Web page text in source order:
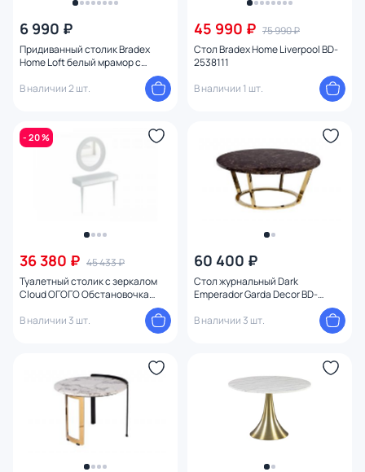
6 990 ₽
Придиванный столик Bradex
Home Loft белый мрамор с
черными ножками BD-2538161
В наличии 2 шт.
45 990 ₽ 75 990 ₽
Стол Bradex Home Liverpool BD-
2538111
В наличии 1 шт.
- 20 %
36 380 ₽ 45 433 ₽
Туалетный столик с зеркалом
Cloud ОГОГО Обстановочка
В наличии 3 шт.
60 400 ₽
Стол журнальный Dark
Emperador Garda Decor BD-
В наличии 3 шт.
Материал ножек
Количество ножек
Цвет ножек
Ширина (см)
Высота (см)
Диаметр (см)
Конструкция